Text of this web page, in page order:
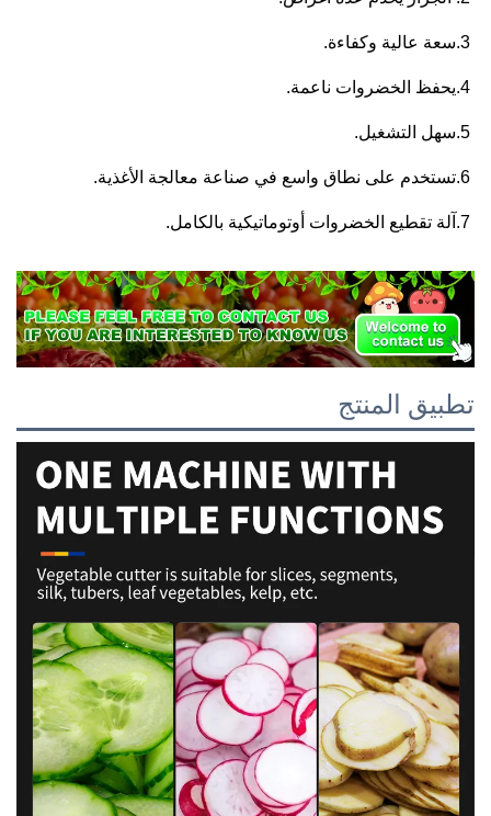
3.سعة عالية وكفاءة.
4.يحفظ الخضروات ناعمة.
5.سهل التشغيل.
6.تستخدم على نطاق واسع في صناعة معالجة الأغذية.
7.آلة تقطيع الخضروات أوتوماتيكية بالكامل.
تطبيق المنتج